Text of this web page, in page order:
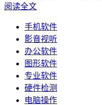
阅读全文
手机软件
影音视听
办公软件
图形软件
专业软件
硬件检测
电脑操作